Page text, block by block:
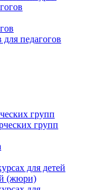
для педагогов
групп
групп
для детей
(жюри)